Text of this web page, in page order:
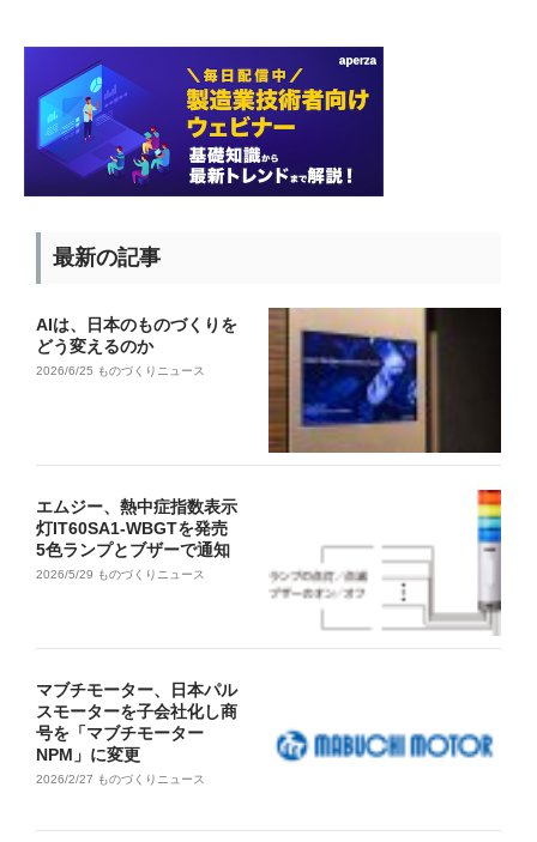
最新の記事
AIは、日本のものづくりを
どう変えるのか
2026/6/25 ものづくりニュース
エムジー、熱中症指数表示
灯IT60SA1-WBGTを発売
5色ランプとブザーで通知
2026/5/29 ものづくりニュース
マブチモーター、日本パル
スモーターを子会社化し商
号を「マブチモーター
NPM」に変更
2026/2/27 ものづくりニュース